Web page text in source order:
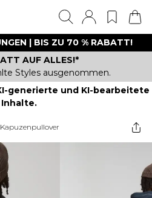
| BIS ZU 70 % RABATT!
AUF ALLES!*
Styles ausgenommen.
generierte und KI-bearbeitete
Inhalte.